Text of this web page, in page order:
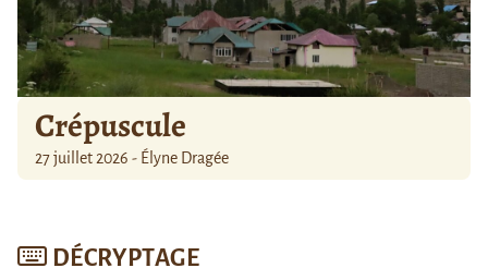
Crépuscule
27 juillet 2026 - Élyne Dragée
DÉCRYPTAGE